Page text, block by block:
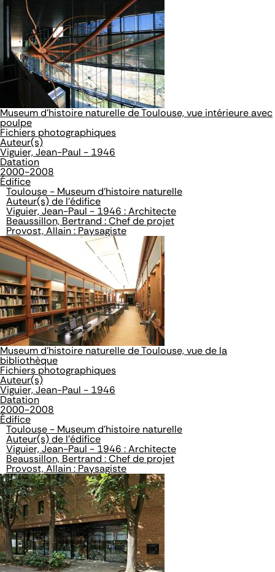
Museum d'histoire naturelle de Toulouse, vue intérieure avec
poulpe
Fichiers photographiques
Auteur(s)
Viguier, Jean-Paul - 1946
Datation
2000-2008
Édifice
Toulouse - Museum d'histoire naturelle
Auteur(s) de l'édifice
Viguier, Jean-Paul - 1946 : Architecte
Beaussillon, Bertrand : Chef de projet
Provost, Allain : Paysagiste
Museum d'histoire naturelle de Toulouse, vue de la
bibliothèque
Fichiers photographiques
Auteur(s)
Viguier, Jean-Paul - 1946
Datation
2000-2008
Édifice
Toulouse - Museum d'histoire naturelle
Auteur(s) de l'édifice
Viguier, Jean-Paul - 1946 : Architecte
Beaussillon, Bertrand : Chef de projet
Provost, Allain : Paysagiste